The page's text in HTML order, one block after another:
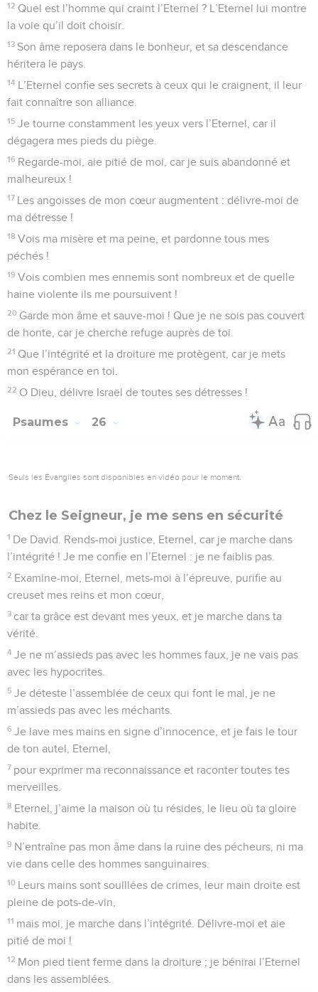
12 Quel est l’homme qui craint l’Eternel ? L’Eternel lui montre
la voie qu’il doit choisir.
13 Son âme reposera dans le bonheur, et sa descendance
héritera le pays.
14 L’Eternel confie ses secrets à ceux qui le craignent, il leur
fait connaître son alliance.
15 Je tourne constamment les yeux vers l’Eternel, car il
dégagera mes pieds du piège.
16 Regarde-moi, aie pitié de moi, car je suis abandonné et
malheureux !
17 Les angoisses de mon cœur augmentent : délivre-moi de
ma détresse !
18 Vois ma misère et ma peine, et pardonne tous mes
péchés !
19 Vois combien mes ennemis sont nombreux et de quelle
haine violente ils me poursuivent !
20 Garde mon âme et sauve-moi ! Que je ne sois pas couvert
de honte, car je cherche refuge auprès de toi.
21 Que l’intégrité et la droiture me protègent, car je mets
mon espérance en toi.
22 O Dieu, délivre Israël de toutes ses détresses !
Psaumes 26
Seuls les Évangiles sont disponibles en vidéo pour le moment.
Chez le Seigneur, je me sens en sécurité
1 De David. Rends-moi justice, Eternel, car je marche dans
l’intégrité ! Je me confie en l’Eternel : je ne faiblis pas.
2 Examine-moi, Eternel, mets-moi à l’épreuve, purifie au
creuset mes reins et mon cœur,
3 car ta grâce est devant mes yeux, et je marche dans ta
vérité.
4 Je ne m’assieds pas avec les hommes faux, je ne vais pas
avec les hypocrites.
5 Je déteste l’assemblée de ceux qui font le mal, je ne
m’assieds pas avec les méchants.
6 Je lave mes mains en signe d’innocence, et je fais le tour
de ton autel, Eternel,
7 pour exprimer ma reconnaissance et raconter toutes tes
merveilles.
8 Eternel, j’aime la maison où tu résides, le lieu où ta gloire
habite.
9 N’entraîne pas mon âme dans la ruine des pécheurs, ni ma
vie dans celle des hommes sanguinaires.
10 Leurs mains sont souillées de crimes, leur main droite est
pleine de pots-de-vin,
11 mais moi, je marche dans l’intégrité. Délivre-moi et aie
pitié de moi !
12 Mon pied tient ferme dans la droiture ; je bénirai l’Eternel
dans les assemblées.